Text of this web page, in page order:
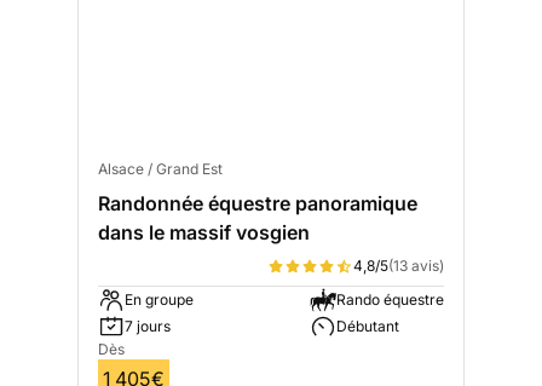
Alsace / Grand Est
Randonnée équestre panoramique
dans le massif vosgien
4,8/5(13 avis)
En groupe
7 jours
Rando équestre
Débutant
Dès
1 405€